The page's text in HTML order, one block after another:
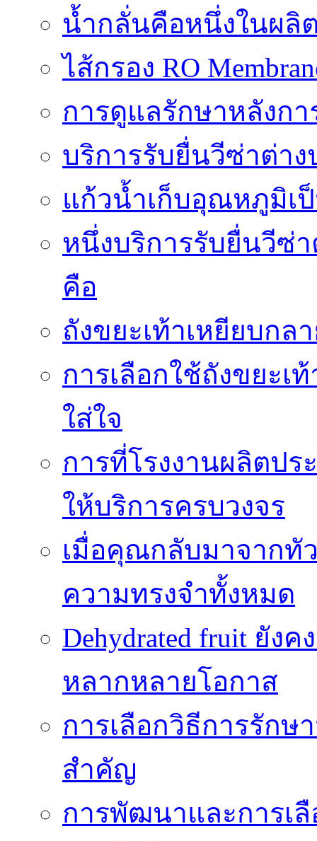
น้ำกลั่นคือหนึ่งในผ
ไส้กรอง RO
การดูแลรักษาหลังกา
บริการรับยื่นวีซ่าต่าง
แก้วน้ำเก็บอุณหภูมิเ
หนึ่งบริการรับยื่นวีซ่
คือ
ถังขยะเท้าเหยียบก
การเลือกใช้ถังขยะเ
ใส่ใจ
การที่โรงงานผลิตป
ให้บริการครบวงจร
เมื่อคุณกลับมาจากทั
ความทรงจำทั้งหมด
Dehydrated fruit ยัง
หลากหลายโอกาส
การเลือกวิธีการรักษ
สำคัญ
การพัฒนาและการเ